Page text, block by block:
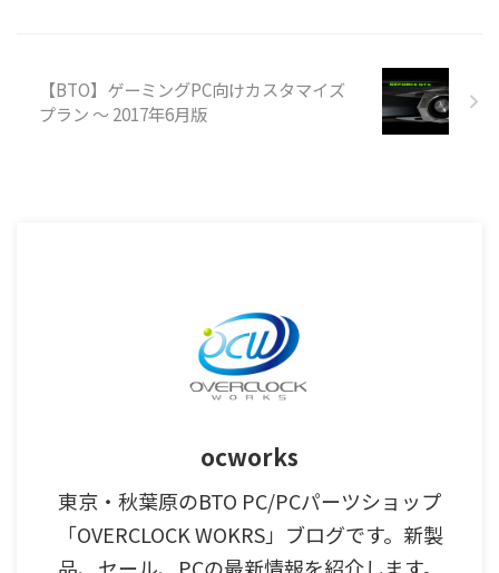
【BTO】ゲーミングPC向けカスタマイズ
プラン ～ 2017年6月版
ocworks
東京・秋葉原のBTO PC/PCパーツショップ
「OVERCLOCK WOKRS」ブログです。新製